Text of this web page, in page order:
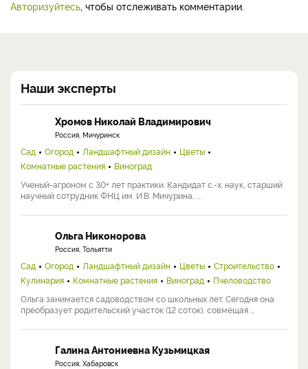
Авторизуйтесь, чтобы отслеживать комментарии.
Наши эксперты
Хромов Николай Владимирович
Россия, Мичуринск
Сад Огород Ландшафтный дизайн
Цветы
Комнатные растения
Виноград
Ученый-агроном с 30+ лет практики. Кандидат с.-х. наук, старший
научный сотрудник ФНЦ им. И.В. Мичурина, ...
Ольга Никонорова
Россия, Тольятти
Сад Огород Ландшафтный дизайн Цветы
Строительство
Кулинария
Комнатные растения Виноград
Пчеловодство
Ольга занимается садоводством со школьных лет. Сегодня она
преобразует родительский участок (12 соток), совмещая ...
Галина Антониевна Кузьмицкая
Россия, Хабаровск